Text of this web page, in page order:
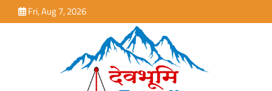
to
Fri, Aug 7, 2026